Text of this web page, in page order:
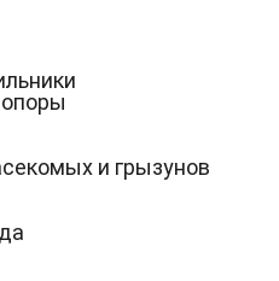
и грызунов